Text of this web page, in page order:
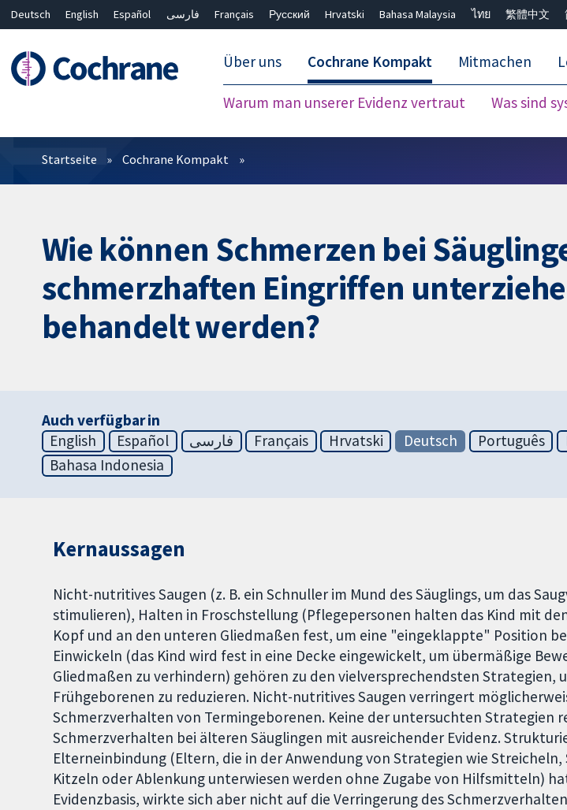
Deutsch English Español فارسی Français Русский Hrvatski Bahasa Malaysia ไทย 繁體中文
Über uns Cochrane Kompakt
Warum man unserer Evidenz vertraut Was sind
Mitmachen
Filter
Startseite Cochrane Kompakt
Wie können Schmerzen bei
schmerzhaften Eingriffen
behandelt werden?
Auch verfügbar in
English
Español فارسی Français Hrvatski Deutsch Português
Bahasa Indonesia
Kernaussagen
Nicht-nutritives Saugen (z. B. ein Schnuller im Mund des Säuglings, um das
stimulieren), Halten in Froschstellung (Pflegepersonen halten das Kind mit
Kopf und an den unteren Gliedmaßen fest, um eine "eingeklappte" Position
Einwickeln (das Kind wird fest in eine Decke eingewickelt, um übermäßige
Gliedmaßen zu verhindern) gehören zu den vielversprechendsten Strategien,
Frühgeborenen zu reduzieren. Nicht-nutritives Saugen verringert
Schmerzverhalten von Termingeborenen. Keine der untersuchten Strategien
Schmerzverhalten bei älteren Säuglingen mit ausreichender Evidenz.
Elterneinbindung (Eltern, die in der Anwendung von Strategien wie Streicheln,
Kitzeln oder Ablenkung unterwiesen werden ohne Zugabe von Hilfsmitteln)
Evidenzbasis, wirkte sich aber nicht auf die Verringerung des